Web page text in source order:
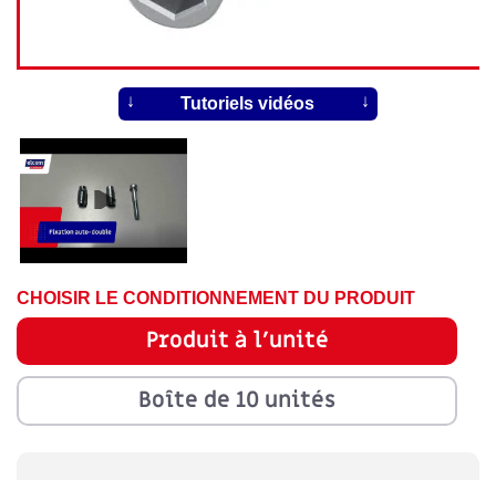
Tutoriels vidéos
CHOISIR LE CONDITIONNEMENT DU PRODUIT
Produit à l'unité
Boîte de 10 unités